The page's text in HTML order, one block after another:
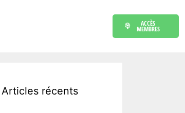
ACCÈS
MEMBRES
Articles récents